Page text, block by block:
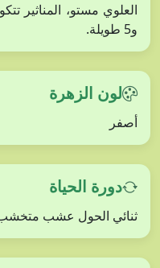
العلوي مستو، المناثير
و5 طويلة.
لون الزهرة
أصفر
دورة الحياة
ثنائي الحول عشب